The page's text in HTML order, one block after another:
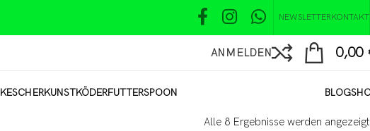
NEWSLETTERKONTAKT
ANMELDEN 0,00
KESCHERKUNSTKÖDERFUTTERSPOON BLOG
Alle 8 Ergebnisse werden angezeigt